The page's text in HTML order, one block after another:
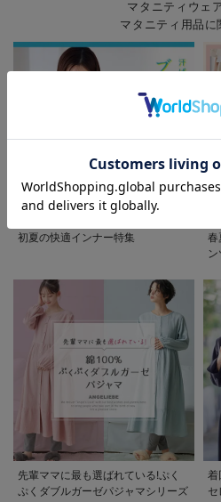
お気に入り商品
マタニティウェ
マタニティ用品に
初夏の快適インナー特集
春
先輩ママに最も選ばれている!ぷく
ぷくダブルガーゼパジャマシリーズ
着